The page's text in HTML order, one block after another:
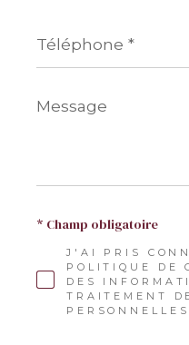
*
Message
*
J'AI PRIS
POLITIQUE DE
DES
TRAITEMENT
* Champ obligatoire